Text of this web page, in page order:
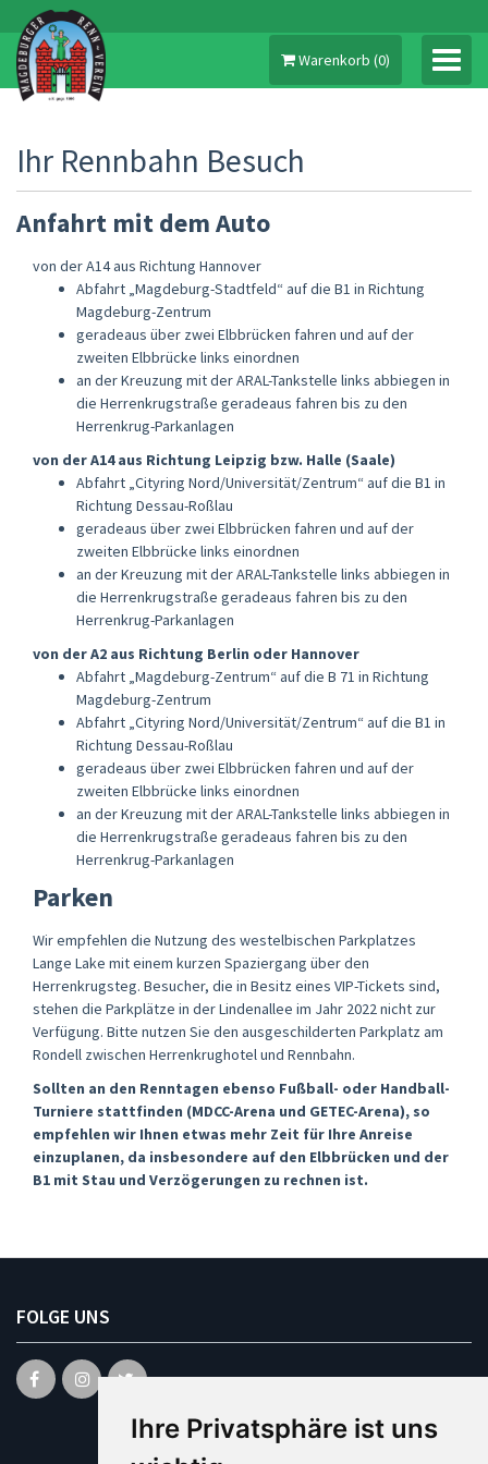
Ihre Privatsphäre ist uns
Warenkorb (0)
MEIN KONTO
TICKETS
JAHRESKARTE 2026
GUTSCHEINE
ANREISE & TRIBÜNENPLAN
HOMEPAGE
Ihr Rennbahn Besuch
Anfahrt mit dem Auto
von der A14 aus Richtung Hannover
Abfahrt „Magdeburg-Stadtfeld“ auf die B1 in Richtung
Magdeburg-Zentrum
geradeaus über zwei Elbbrücken fahren und auf der
zweiten Elbbrücke links einordnen
an der Kreuzung mit der ARAL-Tankstelle links abbiegen in
die Herrenkrugstraße geradeaus fahren bis zu den
Herrenkrug-Parkanlagen
von der A14 aus Richtung Leipzig bzw. Halle (Saale)
Abfahrt „Cityring Nord/Universität/Zentrum“ auf die B1 in
Richtung Dessau-Roßlau
geradeaus über zwei Elbbrücken fahren und auf der
zweiten Elbbrücke links einordnen
an der Kreuzung mit der ARAL-Tankstelle links abbiegen in
die Herrenkrugstraße geradeaus fahren bis zu den
Herrenkrug-Parkanlagen
von der A2 aus Richtung Berlin oder Hannover
Abfahrt „Magdeburg-Zentrum“ auf die B 71 in Richtung
Magdeburg-Zentrum
Abfahrt „Cityring Nord/Universität/Zentrum“ auf die B1 in
Richtung Dessau-Roßlau
geradeaus über zwei Elbbrücken fahren und auf der
zweiten Elbbrücke links einordnen
an der Kreuzung mit der ARAL-Tankstelle links abbiegen in
die Herrenkrugstraße geradeaus fahren bis zu den
Herrenkrug-Parkanlagen
Parken
Wir empfehlen die Nutzung des westelbischen Parkplatzes
Lange Lake mit einem kurzen Spaziergang über den
Herrenkrugsteg. Besucher, die in Besitz eines VIP-Tickets sind,
stehen die Parkplätze in der Lindenallee im Jahr 2022 nicht zur
Verfügung. Bitte nutzen Sie den ausgeschilderten Parkplatz am
Rondell zwischen Herrenkrughotel und Rennbahn.
Sollten an den Renntagen ebenso Fußball- oder Handball-
Turniere stattfinden (MDCC-Arena und GETEC-Arena), so
empfehlen wir Ihnen etwas mehr Zeit für Ihre Anreise
einzuplanen, da insbesondere auf den Elbbrücken und der
B1 mit Stau und Verzögerungen zu rechnen ist.
FOLGE UNS